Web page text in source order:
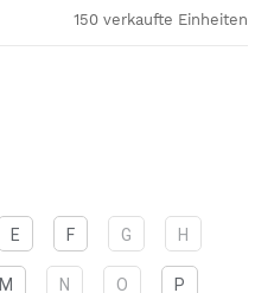
150 verkaufte Einheiten
E F G H
M N O P